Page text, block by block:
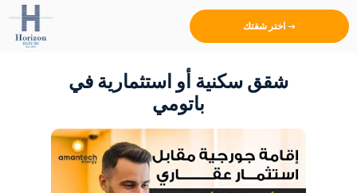
اختر شقتك →
شقق سكنية أو استثمارية في
باتومي